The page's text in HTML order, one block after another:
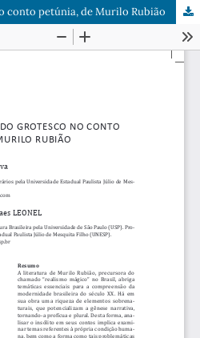
conto petúnia, de Murilo Rubião